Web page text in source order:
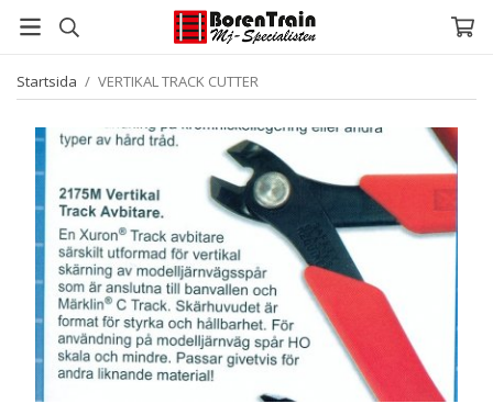
Startsida / VERTIKAL TRACK CUTTER